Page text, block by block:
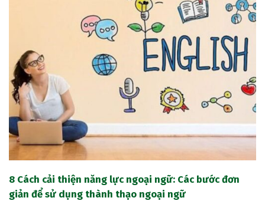
8 Cách cải thiện năng lực ngoại ngữ: Các bước đơn
giản để sử dụng thành thạo ngoại ngữ